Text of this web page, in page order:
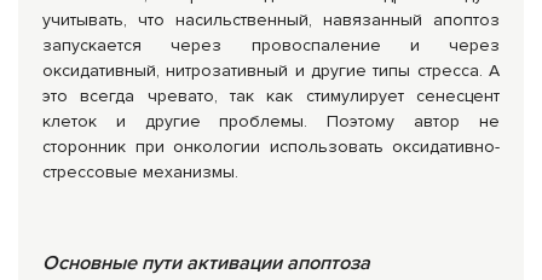
учитывать, что насильственный, навязанный апоптоз
запускается через провоспаление и через
оксидативный, нитрозативный и другие типы стресса. А
это всегда чревато, так как стимулирует сенесцент
клеток и другие проблемы. Поэтому автор не
сторонник при онкологии использовать оксидативно-
стрессовые механизмы.
Основные пути активации апоптоза